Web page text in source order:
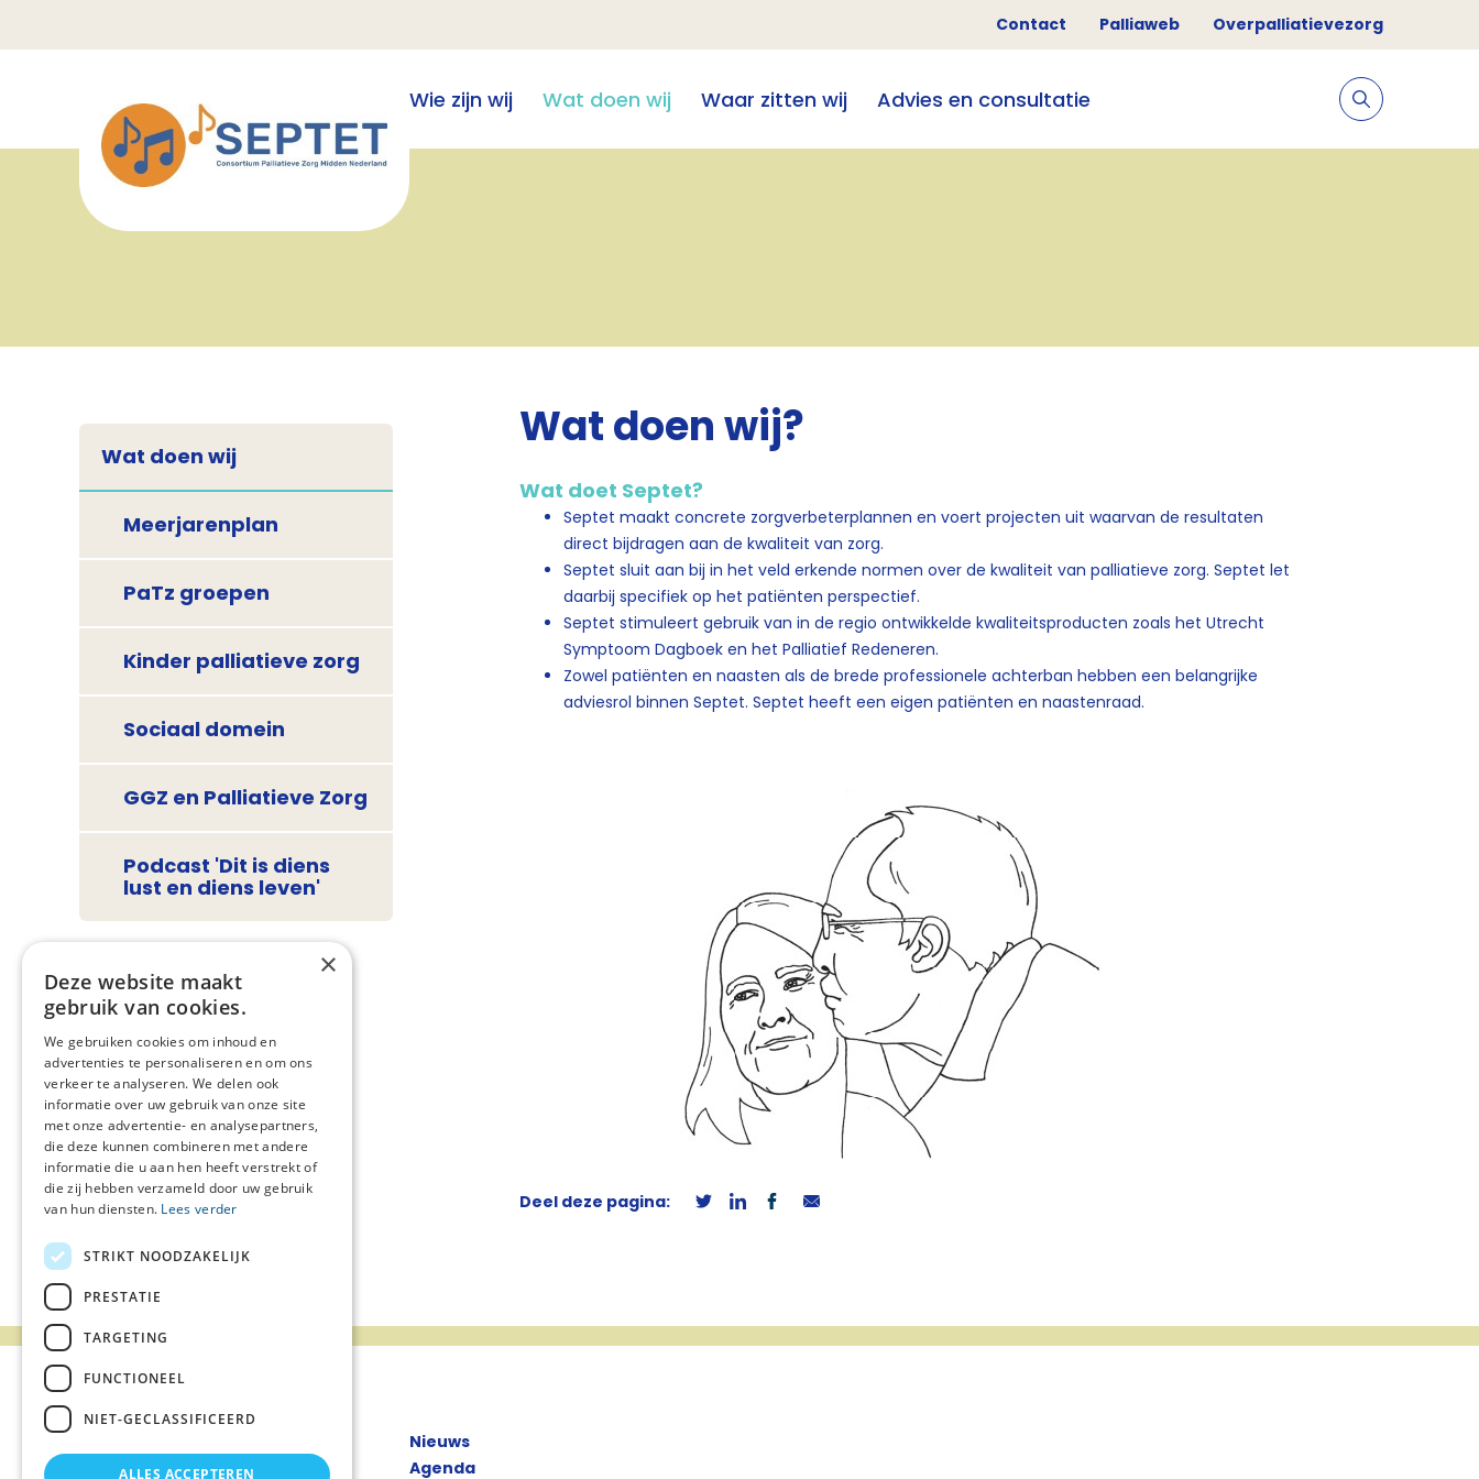
Contact Palliaweb Overpalliatievezorg
Wie zijn wij Wat doen wij Waar zitten wij Advies en consultatie
Wat doen wij
Meerjarenplan
PaTz groepen
Kinder palliatieve zorg
Sociaal domein
GGZ en Palliatieve Zorg
Podcast 'Dit is diens
lust en diens leven'
Wat doen wij?
Wat doet Septet?
Septet maakt concrete zorgverbeterplannen en voert projecten uit waarvan de resultaten
direct bijdragen aan de kwaliteit van zorg.
Septet sluit aan bij in het veld erkende normen over de kwaliteit van palliatieve zorg. Septet let
daarbij specifiek op het patiënten perspectief.
Septet stimuleert gebruik van in de regio ontwikkelde kwaliteitsproducten zoals het Utrecht
Symptoom Dagboek en het Palliatief Redeneren.
Zowel patiënten en naasten als de brede professionele achterban hebben een belangrijke
adviesrol binnen Septet. Septet heeft een eigen patiënten en naastenraad.
Deel deze pagina:
Nieuws
Agenda
×
Deze website maakt
gebruik van cookies.
We gebruiken cookies om inhoud en
advertenties te personaliseren en om ons
verkeer te analyseren. We delen ook
informatie over uw gebruik van onze site
met onze advertentie- en analysepartners,
die deze kunnen combineren met andere
informatie die u aan hen heeft verstrekt of
die zij hebben verzameld door uw gebruik
van hun diensten. Lees verder
STRIKT NOODZAKELIJK
PRESTATIE
TARGETING
FUNCTIONEEL
NIET-GECLASSIFICEERD
ALLES ACCEPTEREN